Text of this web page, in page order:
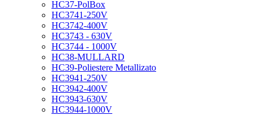
HC37-PolBox
HC3741-250V
HC3742-400V
HC3743 - 630V
HC3744 - 1000V
HC38-MULLARD
HC39-Poliestere Metallizato
HC3941-250V
HC3942-400V
HC3943-630V
HC3944-1000V